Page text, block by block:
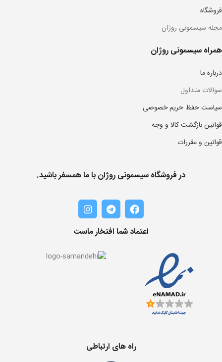
فروشگاه
مجله سیسمونی روژان
همراه سیسمونی روژان
درباره ما
سوالات متداول
سیاست حفظ حریم خصوصی
قوانین بازگشت کالا و وجه
قوانین و مقررات
در فروشگاه سیسمونی روژان با ما همسفر باشید.
اعتماد شما افتخار ماست
راه های ارتباطی